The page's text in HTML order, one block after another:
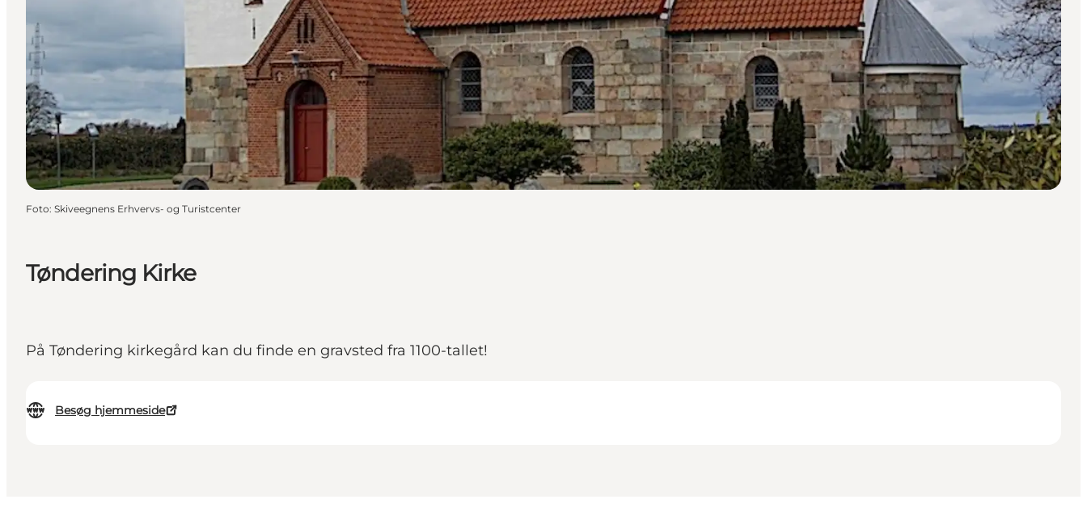
Tøndering Kirke
På Tøndering kirkegård kan du finde en gravsted fra 1100-tallet!
Besøg hjemmeside
Foto: Skiveegnens Erhvervs- og Turistcenter